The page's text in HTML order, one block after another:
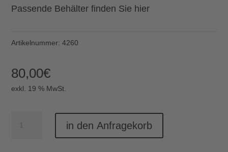
Passende Behälter finden Sie hier
Artikelnummer:4260
80,00€
exkl. 19 % MwSt.
in den Anfragekorb